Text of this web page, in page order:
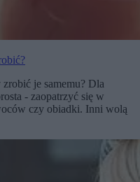
je samemu? Dla
- zaopatrzyć się w
czy obiadki. Inni wolą